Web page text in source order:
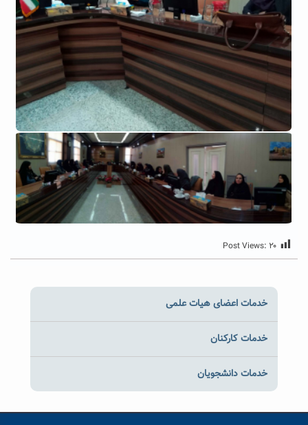
Post Views: ۲۰
خدمات اعضای هیات علمی
خدمات کارکنان
خدمات دانشجویان